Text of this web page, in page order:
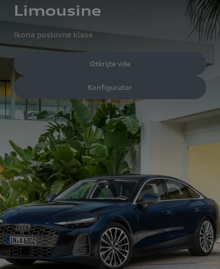
Limousine
Ikona poslovne klase
Otkrijte više
Konfigurator